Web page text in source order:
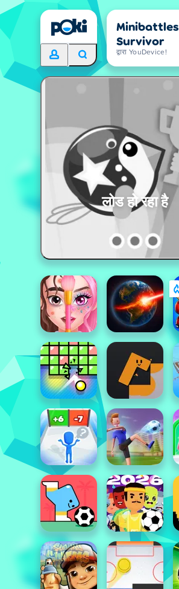
Minibattles
Survivor
द्वारा YouDevice!
लोड हो रहा है